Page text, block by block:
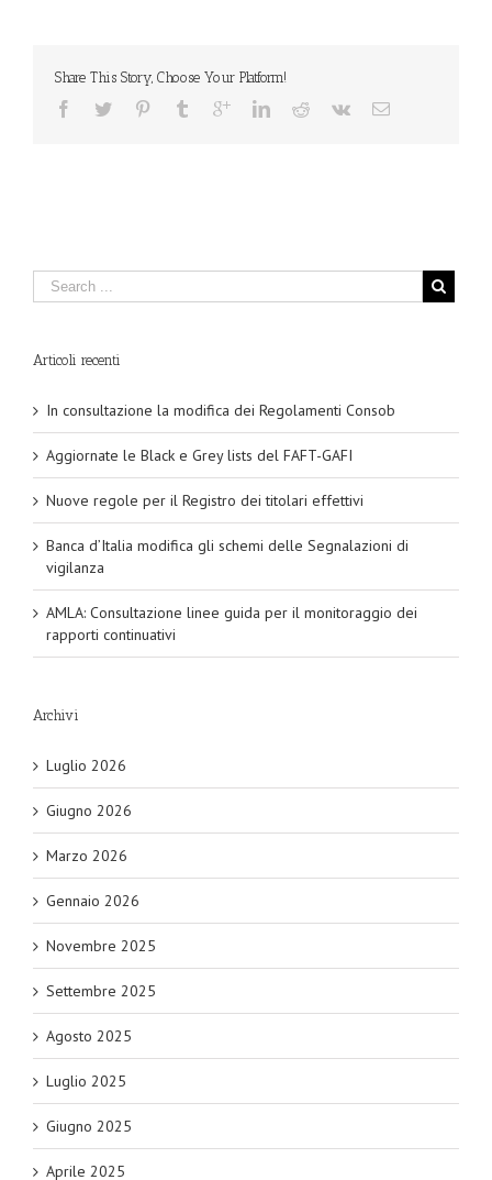
Share This Story, Choose Your Platform!
Articoli recenti
In consultazione la modifica dei Regolamenti Consob
Aggiornate le Black e Grey lists del FAFT-GAFI
Nuove regole per il Registro dei titolari effettivi
Banca d’Italia modifica gli schemi delle Segnalazioni di
vigilanza
AMLA: Consultazione linee guida per il monitoraggio dei
rapporti continuativi
Archivi
Luglio 2026
Giugno 2026
Marzo 2026
Gennaio 2026
Novembre 2025
Settembre 2025
Agosto 2025
Luglio 2025
Giugno 2025
Aprile 2025